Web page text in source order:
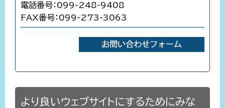
電話番号：099-248-9408
FAX番号：099-273-3063
より良いウェブサイトにするためにみな